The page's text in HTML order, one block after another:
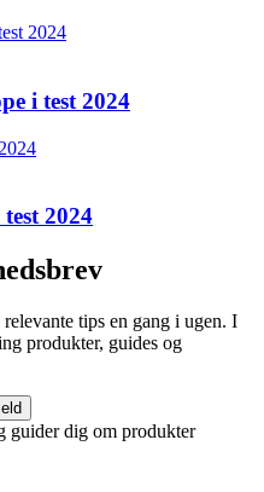
i test 2024
2024
tips en gang i ugen. I
produkter, guides og